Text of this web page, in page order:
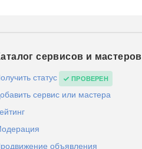
сервисов и мастеров
статус ПРОВЕРЕН
сервис или мастера
объявления